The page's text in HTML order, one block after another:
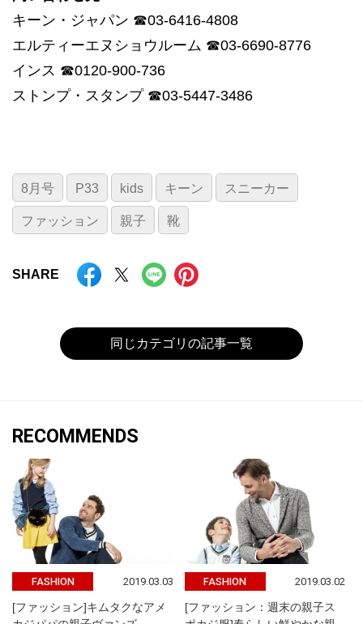
キーン・ジャパン ☎03-6416-4808
エルティーエヌショウルーム ☎03-6690-8776
インス ☎0120-900-736
ストンプ・スタンプ ☎03-5447-3486
8月号 P33 kids キーン スニーカー
ファッション 親子 靴
SHARE
同じカテゴリの記事一覧
RECOMMENDS
FASHION 2019.03.03
[ファッション]キムタクなアメ
FASHION 2019.03.02
[ファッション：週末の親子ス